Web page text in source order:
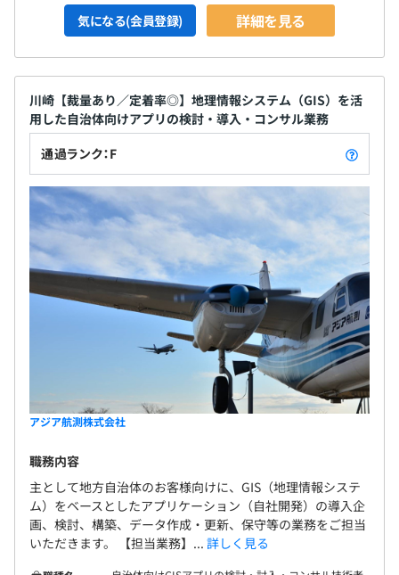
気になる(会員登録) 詳細を見る
川崎【裁量あり／定着率◎】地理情報システム（GIS）を活
用した自治体向けアプリの検討・導入・コンサル業務
通過ランク：F
アジア航測株式会社
職務内容
主として地方自治体のお客様向けに、GIS（地理情報システ
ム）をベースとしたアプリケーション（自社開発）の導入企
画、検討、構築、データ作成・更新、保守等の業務をご担当
いただきます。 【担当業務】... 詳しく見る